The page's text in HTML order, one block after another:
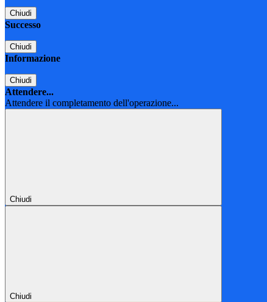
Chiudi
Successo
Chiudi
Informazione
Chiudi
Attendere...
Attendere il completamento dell'operazione...
Chiudi
Chiudi